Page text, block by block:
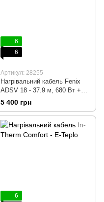
6
6
Артикул: 28255
Нагрівальний кабель Fenix
ADSV 18 - 37.9 м, 680 Вт +
механічний терморегулятор
5 400 грн
6